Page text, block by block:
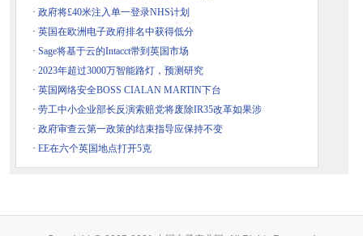
· 政府将£40米注入单一登录NHS计划
· 英国在欧洲电子政府排名中获得低分
· Sage将基于云的Intacct带到英国市场
· 2023年超过3000万智能路灯，预测研究
· 英国网络安全BOSS CIALAN MARTIN下台
· 劳工中小企业部长反演索赔党将废除IR35改革如果涉
· 政府审查云第一政策的结束指导应保持不变
· EE在六个英国地点打开5克